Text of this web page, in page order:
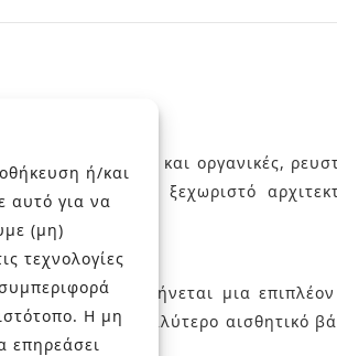
ή/και
αυτό για να
(μη)
τεχνολογίες
Η μη
επηρεάσει
αισθητική και οργανικές,
τοίχο σ’ ένα ξεχωριστό
το πλακίδιο ψήνεται μια
υφές και μεγαλύτερο αισθητικό